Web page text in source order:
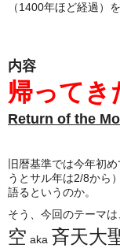
（1400年ほど経過）
内容
帰ってき
Return of the
旧暦基準では今年初
うとサル年は2/8から
語るというのか。
そう、今回のテーマ
空 aka 斉天大